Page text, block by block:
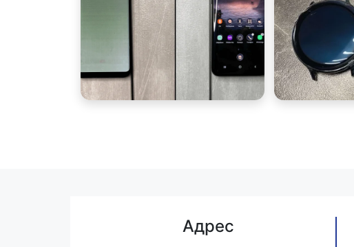
Адрес